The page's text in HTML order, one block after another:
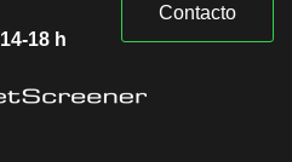
18 h
Contacto